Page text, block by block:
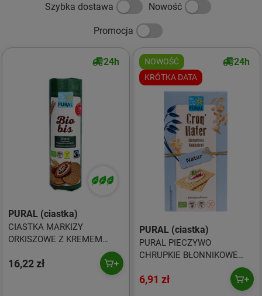
Szybka dostawa Nowość
Promocja
24h
PURAL (ciastka)
CIASTKA MARKIZY
ORKISZOWE Z KREMEM
KAKAOWYM WEGAŃSKIE
FAIR TRADE BIO 320 g -
16,22 zł
NOWOŚĆ
KRÓTKA DATA
24h
PURAL (ciastka)
PURAL PIECZYWO
CHRUPKIE BŁONNIKOWE
OWSIANE BEZGLUTENOWE
BIO 160g KRÓTKA DATA
6,91 zł